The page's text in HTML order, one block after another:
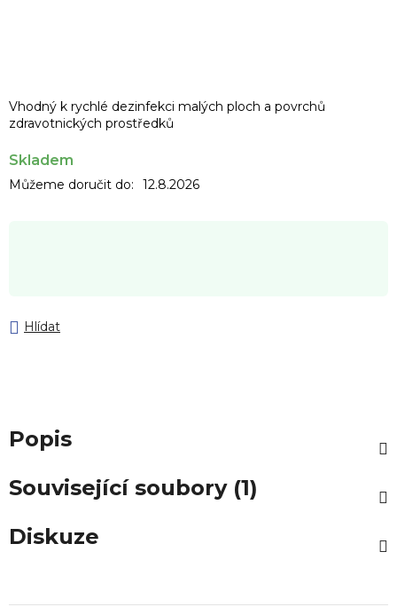
Vhodný k rychlé dezinfekci malých ploch a povrchů
zdravotnických prostředků
Skladem
Můžeme doručit do: 12.8.2026
Hlídat
Popis
Související soubory (1)
Diskuze